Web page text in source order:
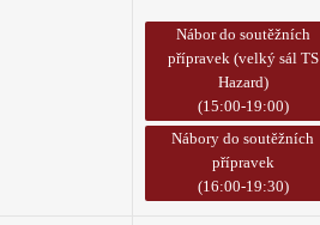
Nábor do soutěžních
přípravek (velký sál TS
Hazard)
(15:00-19:00)
Nábory do soutěžních
přípravek
(16:00-19:30)